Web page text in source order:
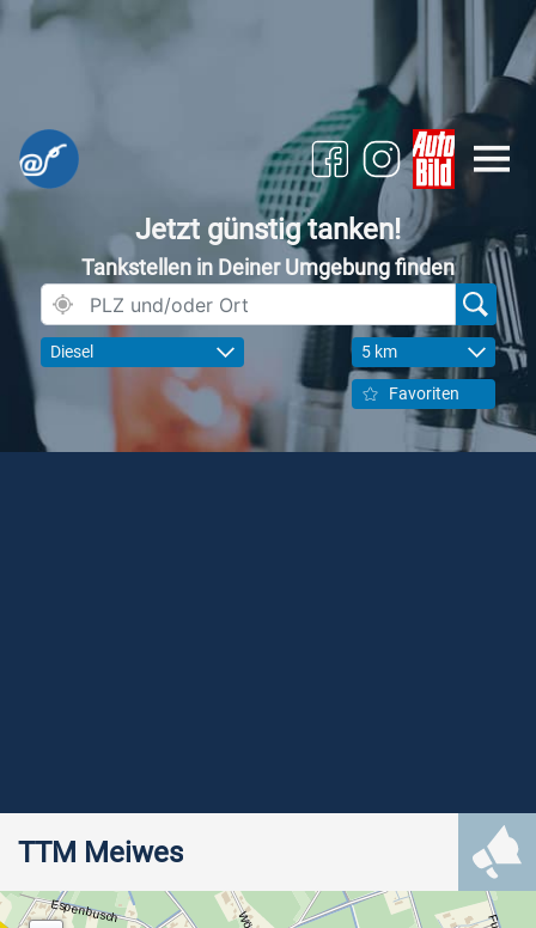
Jetzt günstig tanken!
Tankstellen in Deiner Umgebung finden
Diesel 5 km
Favoriten
TTM Meiwes
Espenbusch